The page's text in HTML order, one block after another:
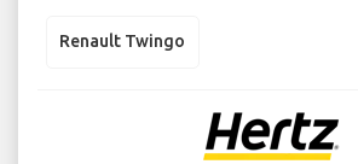
Renault Twingo